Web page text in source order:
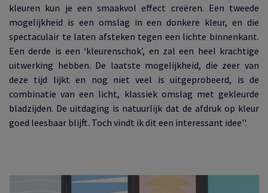
kleuren kun je een smaakvol effect creëren. Een tweede
mogelijkheid is een omslag in een donkere kleur, en die
spectaculair te laten afsteken tegen een lichte binnenkant.
Een derde is een ‘kleurenschok’, en zal een heel krachtige
uitwerking hebben. De laatste mogelijkheid, die zeer van
deze tijd lijkt en nog niet veel is uitgeprobeerd, is de
combinatie van een licht, klassiek omslag met gekleurde
bladzijden. De uitdaging is natuurlijk dat de afdruk op kleur
goed leesbaar blijft. Toch vindt ik dit een interessant idee''.